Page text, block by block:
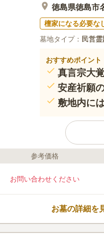
徳島県徳島市
檀家になる必要な
墓地タイプ： 民営霊
おすすめポイント
真言宗大
安産祈願
敷地内に
ライフドット編集
で地蔵菩
敷地内に
れる場
しむこ
るので利
参考価格
お問い合わせください
お墓の詳細を